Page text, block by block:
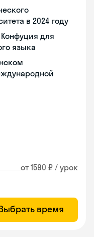
в 2024 году
Конфуция для
языка
от 1590 ₽ / урок
время